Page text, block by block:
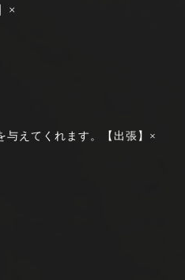
】×
与えてくれます。【出張】×